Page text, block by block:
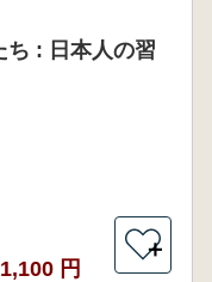
ち : 日本人の習
1,100 円
＋